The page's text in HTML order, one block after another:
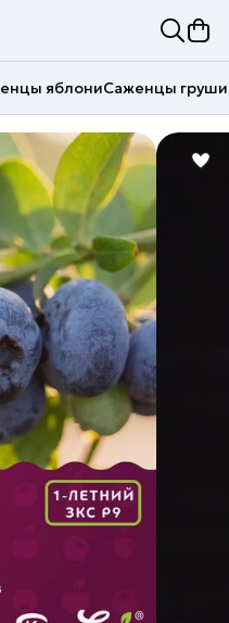
яблониСаженцы груши